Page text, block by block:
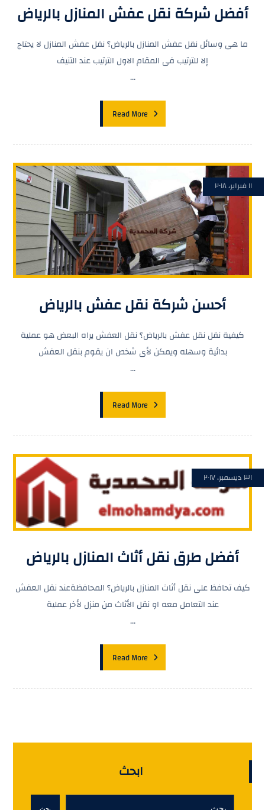
أفضل شركة نقل عفش المنازل بالرياض
ما هى وسائل نقل عفش المنازل بالرياض؟ نقل عفش المنازل لا يحتاج
إلا للترتيب فى المقام الاول الترتيب عند التنيف
...
Read More
أحسن شركة نقل عفش بالرياض
١١ فبراير، ٢٠١٨
كيفية نقل نقل عفش بالرياض؟ نقل العفش يراه البعض هو عملية
بدائية وسهله ويمكن لأى شخص ان يقوم بنقل العفش
...
Read More
أفضل طرق نقل أثاث المنازل بالرياض
٣١ ديسمبر، ٢٠١٧
كيف تحافظ على نقل أثاث المنازل بالرياض؟ المحافظةعند نقل العفش
عند التعامل معه او نقل الأثاث من منزل لأخر عملية
...
Read More
ابحث